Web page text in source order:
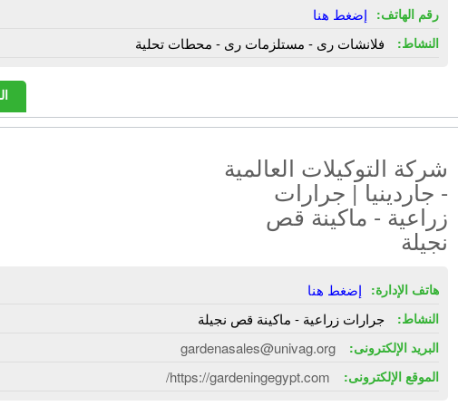
رقم الهاتف: إضغط هنا
النشاط: فلانشات رى - مستلزمات رى - محطات تحلية
شركة التوكيلات العالمية
- جاردينيا | جرارات
زراعية - ماكينة قص
نجيلة
هاتف الإدارة: إضغط هنا
النشاط: جرارات زراعية - ماكينة قص نجيلة
البريد الإلكترونى: gardenasales@univag.org
الموقع الإلكترونى: https://gardeningegypt.com/